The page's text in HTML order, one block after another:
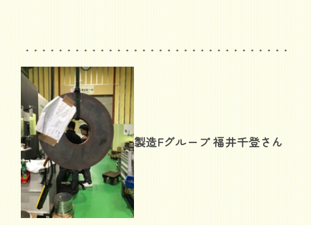
製造Fグループ 福井千登さん